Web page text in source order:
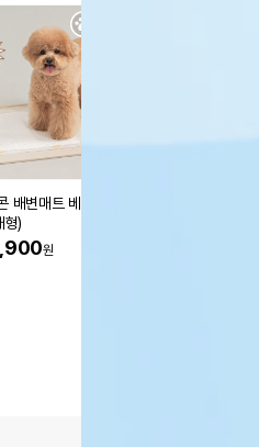
배변매트 베이
형)
원